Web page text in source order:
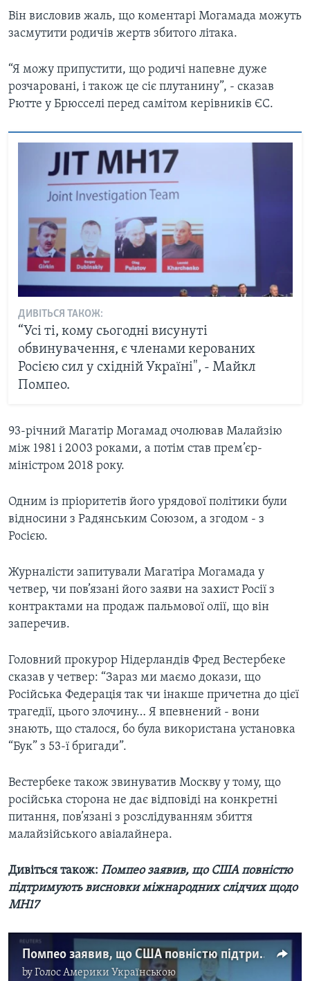
Він висловив жаль, що коментарі Могамада можуть
засмутити родичів жертв збитого літака.
“Я можу припустити, що родичі напевне дуже
розчаровані, і також це сіє плутанину”, - сказав
Рютте у Брюсселі перед самітом керівників ЄС.
ДИВІТЬСЯ ТАКОЖ:
“Усі ті, кому сьогодні висунуті
обвинувачення, є членами керованих
Росією сил у східній Україні", - Майкл
Помпео.
93-річний Магатір Могамад очолював Малайзію
між 1981 і 2003 роками, а потім став прем’єр-
міністром 2018 року.
Одним із пріоритетів його урядової політики були
відносини з Радянським Союзом, а згодом - з
Росією.
Журналісти запитували Магатіра Могамада у
четвер, чи пов’язані його заяви на захист Росії з
контрактами на продаж пальмової олії, що він
заперечив.
Головний прокурор Нідерландів Фред Вестербеке
сказав у четвер: “Зараз ми маємо докази, що
Російська Федерація так чи інакше причетна до цієї
трагедії, цього злочину… Я впевнений - вони
знають, що сталося, бо була використана установка
“Бук” з 53-ї бригади”.
Вестербеке також звинуватив Москву у тому, що
російська сторона не дає відповіді на конкретні
питання, пов’язані з розслідуванням збиття
малайзійського авіалайнера.
Дивіться також: Помпео заявив, що США повністю
підтримують висновки міжнародних слідчих щодо
MH17
Помпео заявив, що США повністю підтримують висновки міжнародних слідчих щодо MH17. Відео
byГолос Америки Українською